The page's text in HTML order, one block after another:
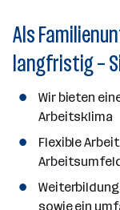
Als
langfristig –
Wir bieten
Arbeitsklima
Flexible
sowie ein